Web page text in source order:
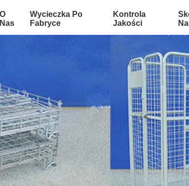
O
Nas
Wycieczka Po
Fabryce
Kontrola
Jakości